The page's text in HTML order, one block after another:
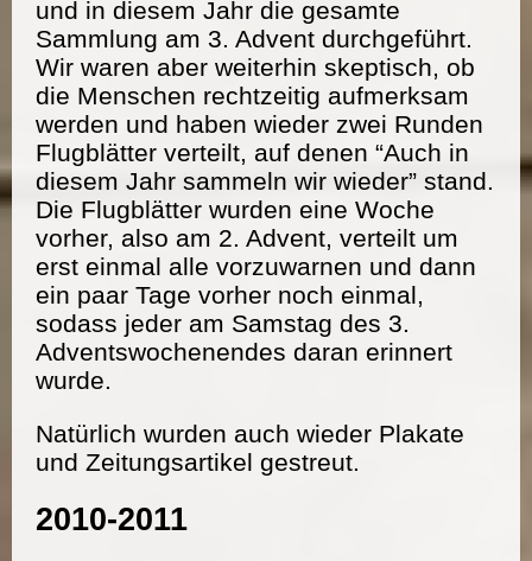
und in diesem Jahr die gesamte
Sammlung am 3. Advent durchgeführt.
Wir waren aber weiterhin skeptisch, ob
die Menschen rechtzeitig aufmerksam
werden und haben wieder zwei Runden
Flugblätter verteilt, auf denen “Auch in
diesem Jahr sammeln wir wieder” stand.
Die Flugblätter wurden eine Woche
vorher, also am 2. Advent, verteilt um
erst einmal alle vorzuwarnen und dann
ein paar Tage vorher noch einmal,
sodass jeder am Samstag des 3.
Adventswochenendes daran erinnert
wurde.
Natürlich wurden auch wieder Plakate
und Zeitungsartikel gestreut.
2010-2011